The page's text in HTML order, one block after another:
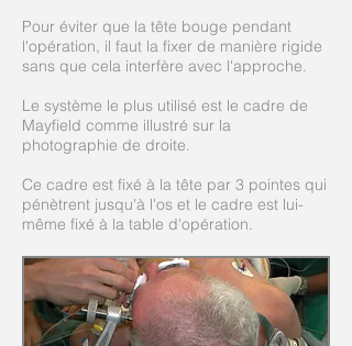
Pour éviter que la tête bouge pendant
l'opération, il faut la fixer de manière rigide
sans que cela interfère avec l'approche.
Le système le plus utilisé est le cadre de
Mayfield comme illustré sur la
photographie de droite.
Ce cadre est fixé à la tête par 3 pointes qui
pénètrent jusqu'à l'os et le cadre est lui-
même fixé à la table d'opération.